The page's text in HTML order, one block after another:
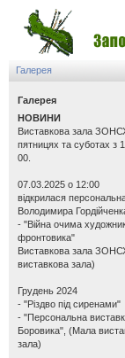
Галерея
Галерея
НОВИНИ
Виставкова зала
пятницях та суботах з
00.
07.03.2025 о 12:00
відкрилася
Володимира
- "Війна очима
фронтовика"
Виставкова зала
виставкова зала)
Грудень 2024
- "Різдво під сиренами"
- "Персональна
Боровика", (Мала
зала)